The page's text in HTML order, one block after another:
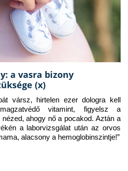
a vasra bizony
(x)
vársz, hirtelen ezer dologra kell
vitamint, figyelsz a
ahogy nő a pocakod. Aztán a
a laborvizsgálat után az orvos
alacsony a hemoglobinszintje!”